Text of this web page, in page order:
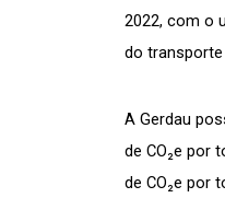
2022, com o
do
A Gerdau
de CO₂e por
de CO₂e por